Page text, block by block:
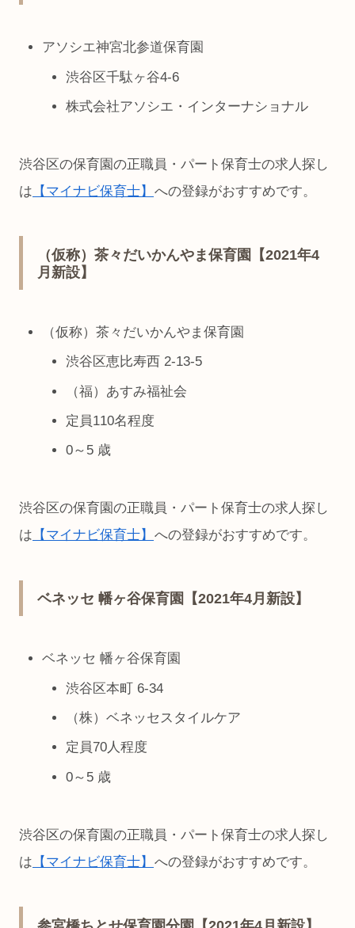
アソシエ神宮北参道保育園
渋谷区千駄ヶ谷4-6
株式会社アソシエ・インターナショナル
渋谷区の保育園の正職員・パート保育士の求人探し
は 【マイナビ保育士】 への登録がおすすめです。
（仮称）茶々だいかんやま保育園【2021年4
月新設】
（仮称）茶々だいかんやま保育園
渋谷区恵比寿西 2-13-5
（福）あすみ福祉会
定員110名程度
0～5 歳
渋谷区の保育園の正職員・パート保育士の求人探し
は 【マイナビ保育士】 への登録がおすすめです。
ベネッセ 幡ヶ谷保育園【2021年4月新設】
ベネッセ 幡ヶ谷保育園
渋谷区本町 6-34
（株）ベネッセスタイルケア
定員70人程度
0～5 歳
渋谷区の保育園の正職員・パート保育士の求人探し
は 【マイナビ保育士】 への登録がおすすめです。